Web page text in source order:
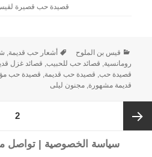
قصيدة حب قصيرة
قيس بن الملوح أشعار حب قديمة,
رومانسية, قصائد حب للحبيب, قصائد غزل
قصيدة حب, قصيدة حب قديمة, قصيدة حب
قديمة مشهورة,مجنون ليلى
2
سياسة الخصوصية |تواصل